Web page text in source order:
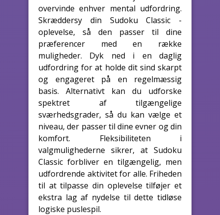
overvinde enhver mental udfordring.
Skræddersy din Sudoku Classic -
oplevelse, så den passer til dine
præferencer med en række
muligheder. Dyk ned i en daglig
udfordring for at holde dit sind skarpt
og engageret på en regelmæssig
basis. Alternativt kan du udforske
spektret af tilgængelige
sværhedsgrader, så du kan vælge et
niveau, der passer til dine evner og din
komfort. Fleksibiliteten i
valgmulighederne sikrer, at Sudoku
Classic forbliver en tilgængelig, men
udfordrende aktivitet for alle. Friheden
til at tilpasse din oplevelse tilføjer et
ekstra lag af nydelse til dette tidløse
logiske puslespil.